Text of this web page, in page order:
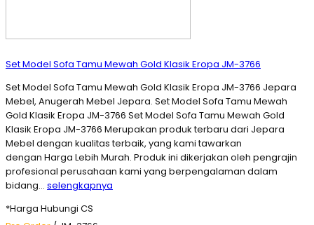
Set Model Sofa Tamu Mewah Gold Klasik Eropa JM-3766
Set Model Sofa Tamu Mewah Gold Klasik Eropa JM-3766 Jepara
Mebel, Anugerah Mebel Jepara. Set Model Sofa Tamu Mewah
Gold Klasik Eropa JM-3766 Set Model Sofa Tamu Mewah Gold
Klasik Eropa JM-3766 Merupakan produk terbaru dari Jepara
Mebel dengan kualitas terbaik, yang kami tawarkan
dengan Harga Lebih Murah. Produk ini dikerjakan oleh pengrajin
profesional perusahaan kami yang berpengalaman dalam
bidang… selengkapnya
*Harga Hubungi CS